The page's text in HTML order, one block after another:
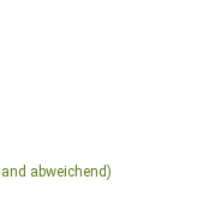
abweichend)